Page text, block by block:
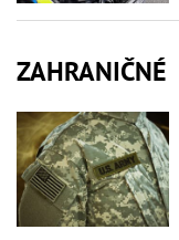
ZAHRANIČNÉ